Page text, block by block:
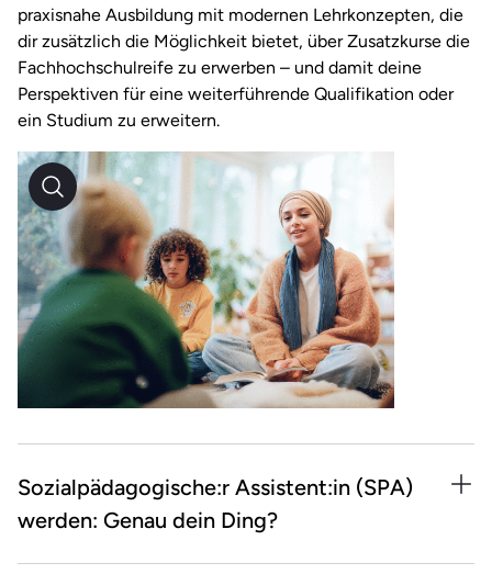
praxisnahe Ausbildung mit modernen Lehrkonzepten, die
dir zusätzlich die Möglichkeit bietet, über Zusatzkurse die
Fachhochschulreife zu erwerben – und damit deine
Perspektiven für eine weiterführende Qualifikation oder
ein Studium zu erweitern.
Sozialpädagogische:r Assistent:in (SPA)
werden: Genau dein Ding?